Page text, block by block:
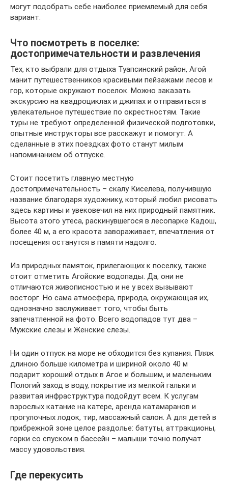
могут подобрать себе наиболее приемлемый для себя
вариант.
Что посмотреть в поселке:
достопримечательности и развлечения
Тех, кто выбрали для отдыха Туапсинский район, Агой
манит путешественников красивыми пейзажами лесов и
гор, которые окружают поселок. Можно заказать
экскурсию на квадроциклах и джипах и отправиться в
увлекательное путешествие по окрестностям. Такие
туры не требуют определенной физической подготовки,
опытные инструкторы все расскажут и помогут. А
сделанные в этих поездках фото станут милым
напоминанием об отпуске.
Стоит посетить главную местную
достопримечательность – скалу Киселева, получившую
название благодаря художнику, который любил рисовать
здесь картины и увековечил на них природный памятник.
Высота этого утеса, раскинувшегося в лесопарке Кадош,
более 40 м, а его красота завораживает, впечатления от
посещения останутся в памяти надолго.
Из природных памяток, прилегающих к поселку, также
стоит отметить Агойские водопады. Да, они не
отличаются живописностью и не у всех вызывают
восторг. Но сама атмосфера, природа, окружающая их,
однозначно заслуживает того, чтобы быть
запечатленной на фото. Всего водопадов тут два –
Мужские слезы и Женские слезы.
Ни один отпуск на море не обходится без купания. Пляж
длиною больше километра и шириной около 40 м
подарит хороший отдых в Агое и большим, и маленьким.
Пологий заход в воду, покрытие из мелкой гальки и
развитая инфраструктура подойдут всем. К услугам
взрослых катание на катере, аренда катамаранов и
прогулочных лодок, тир, массажный салон. А для детей в
прибрежной зоне целое раздолье: батуты, аттракционы,
горки со спуском в бассейн – малыши точно получат
массу удовольствия.
Где перекусить